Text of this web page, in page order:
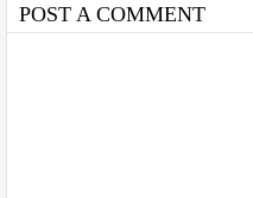
POST A COMMENT